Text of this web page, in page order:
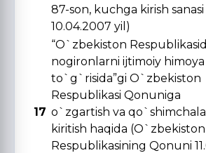
87-son, kuchga kirish sanasi
10.04.2007 yil)
17
“O`zbekiston
nogironlarni ijtimoiy himoya
to`g`risida”gi O`zbekiston
Respublikasi Qonuniga
o`zgartish va
kiritish haqida (O`zbekiston
Respublikasining Qonuni